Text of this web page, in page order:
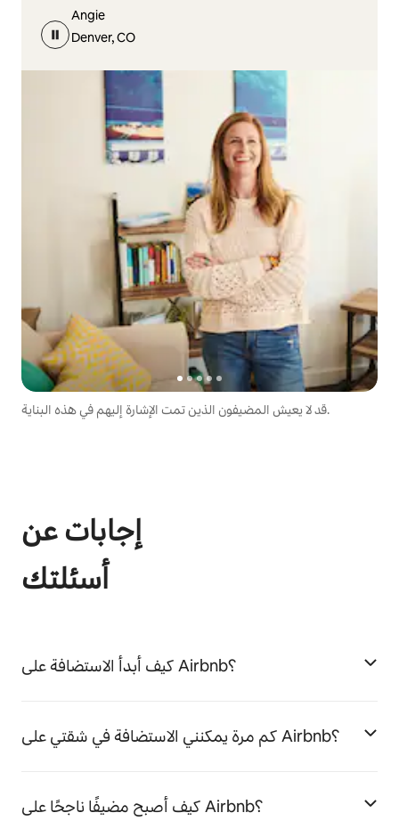
Angie
Denver, CO
قد لا يعيش المضيفون الذين تمت الإشارة إليهم في هذه البناية.
إجابات عن
أسئلتك
كيف أبدأ الاستضافة على Airbnb؟
كم مرة يمكنني الاستضافة في شقتي على Airbnb؟
كيف أصبح مضيفًا ناجحًا على Airbnb؟